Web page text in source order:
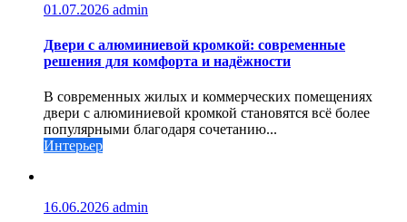
01.07.2026 admin
Двери с алюминиевой кромкой: современные
решения для комфорта и надёжности
В современных жилых и коммерческих помещениях
двери с алюминиевой кромкой становятся всё более
популярными благодаря сочетанию...
Интерьер
16.06.2026 admin